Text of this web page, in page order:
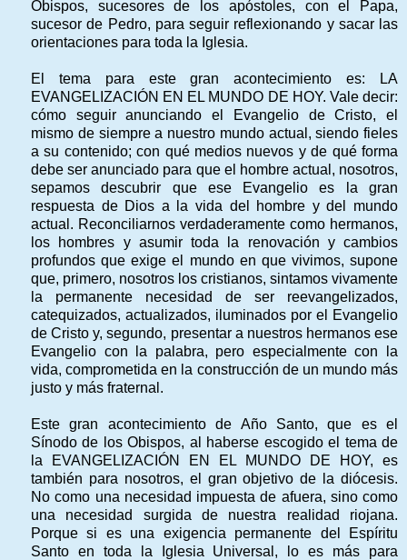
Obispos, sucesores de los apóstoles, con el Papa,
sucesor de Pedro, para seguir reflexionando y sacar las
orientaciones para toda la Iglesia.
El tema para este gran acontecimiento es: LA
EVANGELIZACIÓN EN EL MUNDO DE HOY. Vale decir:
cómo seguir anunciando el Evangelio de Cristo, el
mismo de siempre a nuestro mundo actual, siendo fieles
a su contenido; con qué medios nuevos y de qué forma
debe ser anunciado para que el hombre actual, nosotros,
sepamos descubrir que ese Evangelio es la gran
respuesta de Dios a la vida del hombre y del mundo
actual. Reconciliarnos verdaderamente como hermanos,
los hombres y asumir toda la renovación y cambios
profundos que exige el mundo en que vivimos, supone
que, primero, nosotros los cristianos, sintamos vivamente
la permanente necesidad de ser reevangelizados,
catequizados, actualizados, iluminados por el Evangelio
de Cristo y, segundo, presentar a nuestros hermanos ese
Evangelio con la palabra, pero especialmente con la
vida, comprometida en la construcción de un mundo más
justo y más fraternal.
Este gran acontecimiento de Año Santo, que es el
Sínodo de los Obispos, al haberse escogido el tema de
la EVANGELIZACIÓN EN EL MUNDO DE HOY, es
también para nosotros, el gran objetivo de la diócesis.
No como una necesidad impuesta de afuera, sino como
una necesidad surgida de nuestra realidad riojana.
Porque si es una exigencia permanente del Espíritu
Santo en toda la Iglesia Universal, lo es más para